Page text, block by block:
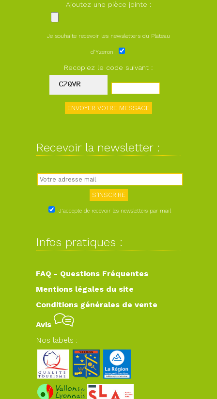
Ajoutez une pièce jointe :
Je souhaite recevoir les newsletters du Plateau
d'Yzeron :
Recopiez le code suivant :
Recevoir la newsletter :
J'accepte de recevoir les newsletters par mail
Infos pratiques :
FAQ - Questions Fréquentes
Mentions légales du site
Conditions générales de vente
Avis
Nos labels :